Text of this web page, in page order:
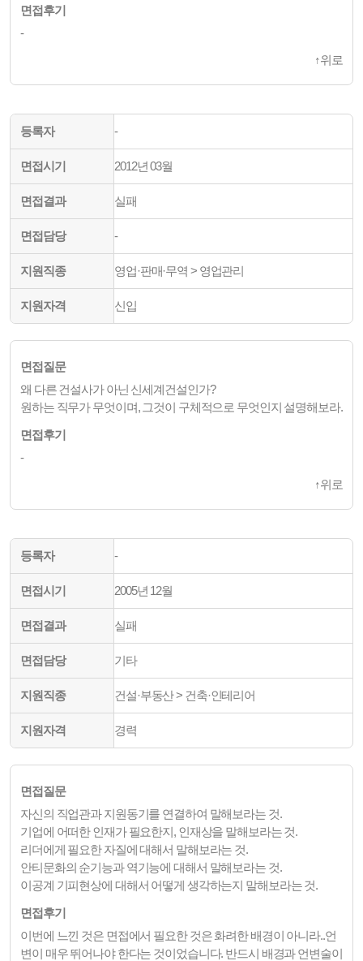
면접후기
-
↑위로
등록자 -
면접시기 2012년 03월
면접결과 실패
면접담당 -
지원직종 영업·판매·무역 > 영업관리
지원자격 신입
면접질문
왜 다른 건설사가 아닌 신세계건설인가?
원하는 직무가 무엇이며, 그것이 구체적으로 무엇인지 설명해보라.
면접후기
-
↑위로
등록자 -
면접시기 2005년 12월
면접결과 실패
면접담당 기타
지원직종 건설·부동산 > 건축·인테리어
지원자격 경력
면접질문
자신의 직업관과 지원동기를 연결하여 말해보라는 것.
기업에 어떠한 인재가 필요한지, 인재상을 말해보라는 것.
리더에게 필요한 자질에 대해서 말해보라는 것.
안티문화의 순기능과 역기능에 대해서 말해보라는 것.
이공계 기피현상에 대해서 어떻게 생각하는지 말해보라는 것.
면접후기
이번에 느낀 것은 면접에서 필요한 것은 화려한 배경이 아니라..언
변이 매우 뛰어나야 한다는 것이었습니다. 반드시 배경과 언변술이